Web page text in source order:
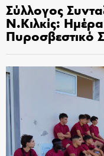
Σύλλογος
Ν.Κιλκίς:
Πυροσβεστικό